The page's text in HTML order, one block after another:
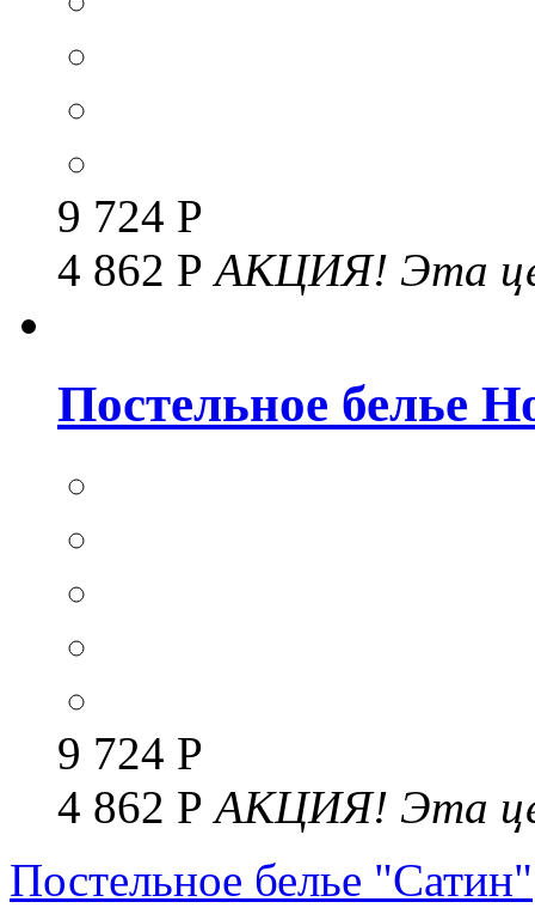
9 724 Р
4 862 РАКЦИЯ! Эта
Постельное белье
9 724 Р
4 862 РАКЦИЯ! Эта
Постельное белье "Сатин"